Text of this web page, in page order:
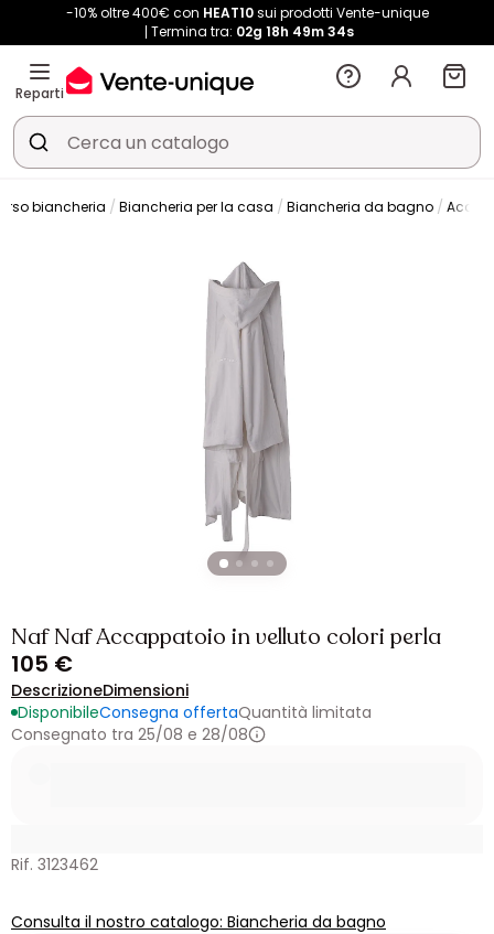
-10% oltre 400€ con HEAT10sui prodotti Vente-unique
Termina tra: 02g 18h 49m 34s
Reparti
biancheria Biancheria per la casa Biancheria da bagno
Naf Naf Accappatoio in velluto colori perla
105 €
DescrizioneDimensioni
DisponibileConsegna offertaQuantità limitata
Consegnato tra 25/08 e 28/08
Rif. 3123462
Consulta il nostro catalogo: Biancheria da bagno